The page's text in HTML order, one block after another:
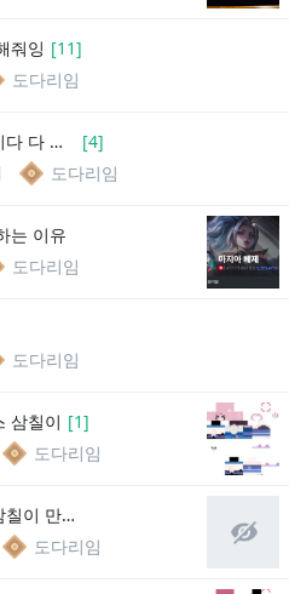
줘잉 [11]
도다리임
유튜버가 트롤했는데 여기다 다 까고 박제시켜도 되나? [4]
도다리임
는 이유
도다리임
도다리임
삼칠이 [1]
도다리임
요청하신 마인크래프트 삼칠이 만드는중...
도다리임